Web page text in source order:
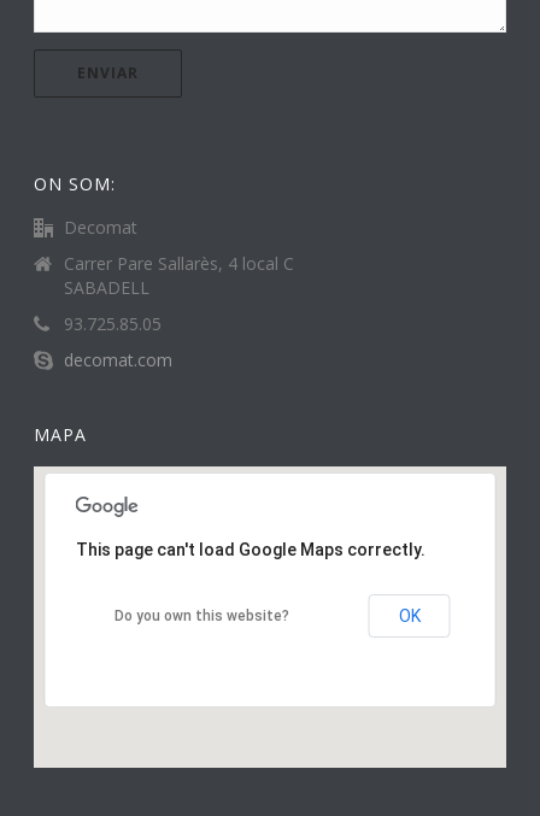
ON SOM:
Decomat
Carrer Pare Sallarès, 4 local C
SABADELL
93.725.85.05
decomat.com
MAPA
This page can't load Google Maps correctly.
Do you own this website? OK